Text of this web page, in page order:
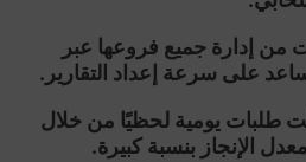
من إدارة جميع فروعها عبر
طلبات يومية لحظيًا من خلال
الإنجاز بنسبة كبيرة.